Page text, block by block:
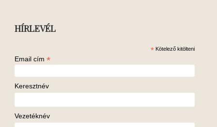
HÍRLEVÉL
* Kötelező kitölteni
Email cím *
Keresztnév
Vezetéknév